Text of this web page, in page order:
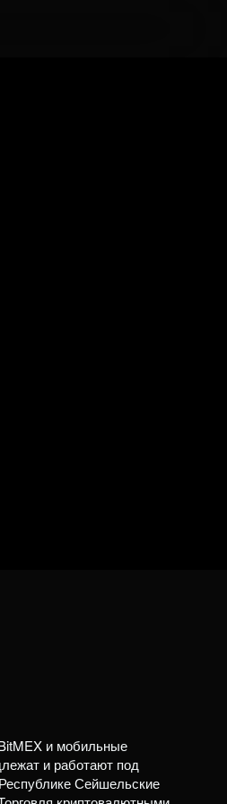
и мобильные
и работают под
Сейшельские